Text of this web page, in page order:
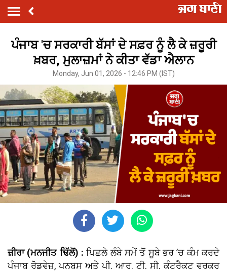
ਪੰਜਾਬ 'ਚ ਸਰਕਾਰੀ ਬੱਸਾਂ ਦੇ ਸਫ਼ਰ ਨੂੰ ਲੈ ਕੇ ਜ਼ਰੂਰੀ
ਖ਼ਬਰ, ਮੁਲਾਜ਼ਮਾਂ ਨੇ ਕੀਤਾ ਵੱਡਾ ਐਲਾਨ
Monday, Jun 01, 2026 - 12:46 PM (IST)
ਜ਼ੀਰਾ (ਮਨਜੀਤ ਢਿੱਲੋਂ) :ਪਿਛਲੇ ਲੰਬੇ ਸਮੇਂ ਤੋਂ ਸੂਬੇ ਭਰ ’ਚ ਕੰਮ ਕਰਦੇ
ਪੰਜਾਬ ਰੋਡਵੇਜ਼, ਪਨਬਸ ਅਤੇ ਪੀ. ਆਰ. ਟੀ. ਸੀ. ਕੰਟਰੈਕਟ ਵਰਕਰ